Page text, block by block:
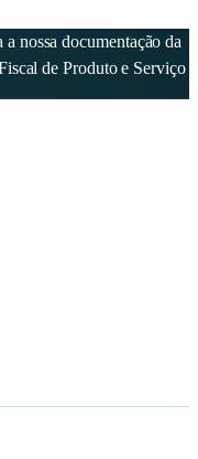
nossa documentação da
de Produto e Serviço